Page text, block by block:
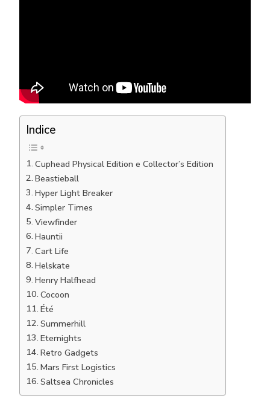
Indice
Cuphead Physical Edition e Collector’s Edition
Beastieball
Hyper Light Breaker
Simpler Times
Viewfinder
Hauntii
Cart Life
Helskate
Henry Halfhead
Cocoon
Été
Summerhill
Eternights
Retro Gadgets
Mars First Logistics
Saltsea Chronicles